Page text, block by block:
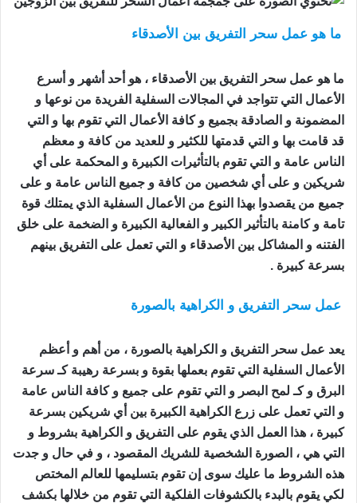
ما هو عمل سحر التفريق بين الأصدقاء
ما هو عمل سحر التفريق بين الأصدقاء ، هو أحد أشهر و أسرع
الأعمال التي تتواجد في المجالات السفلية الفريدة من نوعها و
المضمونة و الصادقة بجميع و كافة الأعمال التي تقوم بها و التي
قد قامت بها و التي قدمتها للكثير و للعديد من كافة و معظم
الناس عامة و التي تقوم بالتأثيرات الكبيرة و المحكمة على أي
شريكين و على أي شخصين من كافة و جميع الناس عامة و على
جميع من يقصدوا بهذا النوع من الأعمال السفلية الذي يمتلك قوة
تامة و كامنة بالتأثير الكبير و الفعالية الكبيرة و الضخمة على خلق
الفتنه و المشاكل بين الأصدقاء و التي تعمل على التفريق بينهم
بسرعة كبيرة .
عمل سحر التفريق و الكراهية بالصورة
يعد عمل سحر التفريق و الكراهية بالصورة ، من أهم و أعظم
الأعمال السفلية التي تقوم بعملها بقوة و بسرعة رهيبة كـ سرعة
البرق و كـ لمح البصر و التي تقوم على جميع و كافة الناس عامة
و التي تعمل على زرع الكراهية الكبيرة بين أي شريكين بسرعة
كبيرة ، هذا العمل الذي يقوم على التفريق و الكراهية بشروط و
التي هي ، الصورة الشخصية للشريك المقصود ، و في حال و جدت
هذه الشروط ما عليك سوى إن تقوم بتسليمها للعالم المختص
لكي يقوم بالبدء بالكشوفات الفلكية التي تقوم من خلالها بكشف